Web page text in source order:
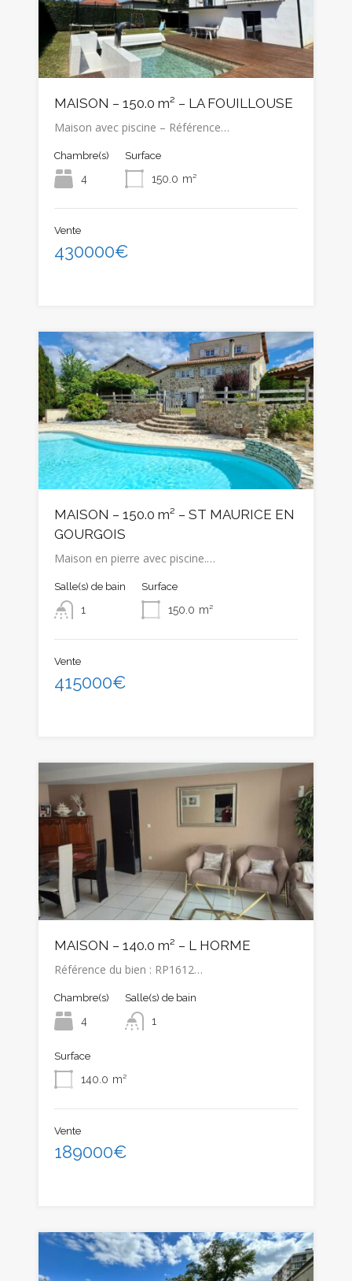
MAISON – 150.0 m² – LA FOUILLOUSE
Maison avec piscine – Référence…
Chambre(s)
4
Surface
150.0 m²
Vente
430000€
MAISON – 150.0 m² – ST MAURICE EN
GOURGOIS
Maison en pierre avec piscine.…
Salle(s) de bain
1
Surface
150.0 m²
Vente
415000€
MAISON – 140.0 m² – L HORME
Référence du bien : RP1612…
Chambre(s)
4
Salle(s) de bain
1
Surface
140.0 m²
Vente
189000€